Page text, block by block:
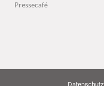
Pressecafé
Datenschutz